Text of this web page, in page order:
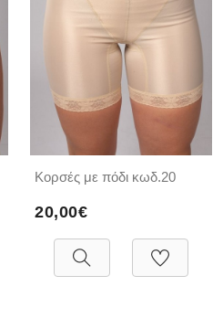
Κορσές με πόδι κωδ.20
20,00€